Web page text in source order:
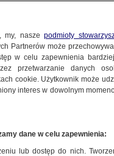
my, naszepodmioty
Partnerów może
w celu zapewnienia
przetwarzanie danych
cookie. Użytkownik może
interes w dowolnym
dane w celu zapewnienia:
lub dostęp do nich.